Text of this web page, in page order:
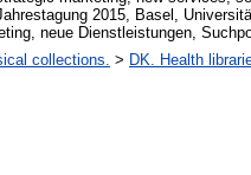
2015, Basel,
neue Dienstleistungen,
collections. > DK. Health